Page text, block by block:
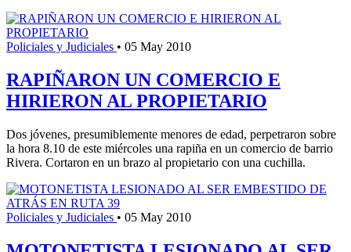
Policiales y Judiciales • 05 May 2010
RAPIÑARON UN COMERCIO E
HIRIERON AL PROPIETARIO
Dos jóvenes, presumiblemente menores de edad, perpetraron sobre
la hora 8.10 de este miércoles una rapiña en un comercio de barrio
Rivera. Cortaron en un brazo al propietario con una cuchilla.
Policiales y Judiciales • 05 May 2010